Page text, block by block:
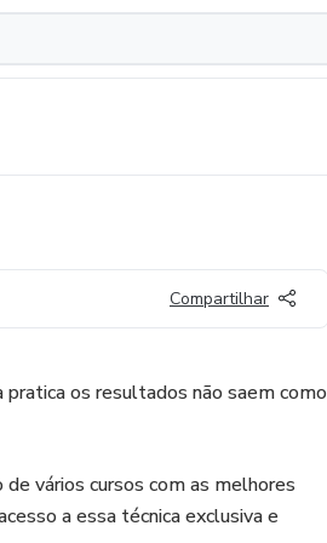
Compartilhar
pratica os resultados não saem como
vários cursos com as melhores
a essa técnica exclusiva e